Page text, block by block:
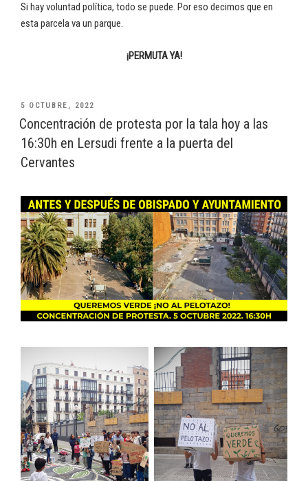
Si hay voluntad política, todo se puede. Por eso decimos que en
esta parcela va un parque.
¡PERMUTA YA!
PUBLICADO
EL
5 OCTUBRE, 2022
Concentración de protesta por la tala hoy a las
16:30h en Lersudi frente a la puerta del
Cervantes